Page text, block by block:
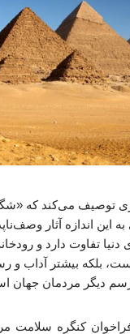
توصیف می‌کند که
این اندازه آثار
تفاوت دارد و
بلکه بیشتر آداب
دیگر مردمان جهان
کنگره سلامت